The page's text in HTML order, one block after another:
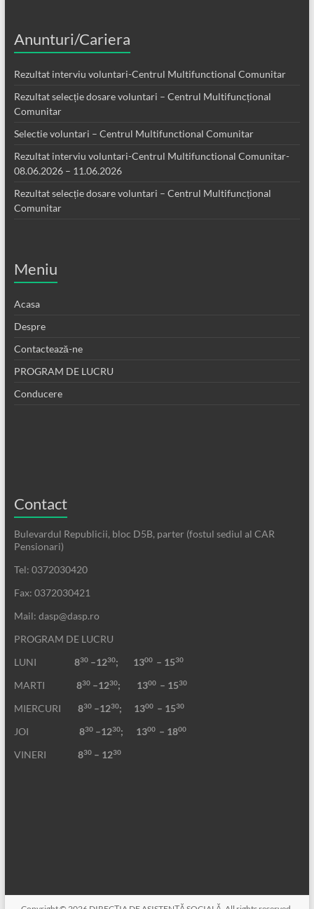
Anunturi/Cariera
Rezultat interviu voluntari-Centrul Multifunctional Comunitar
Rezultat selecție dosare voluntari – Centrul Multifuncțional
Comunitar
Selectie voluntari – Centrul Multifunctional Comunitar
Rezultat interviu voluntari-Centrul Multifunctional Comunitar-
08.06.2026 – 11.06.2026
Rezultat selecție dosare voluntari – Centrul Multifuncțional
Comunitar
Meniu
Acasa
Despre
Contactează-ne
PROGRAM DE LUCRU
Conducere
Contact
Bulevardul Republicii, bloc D5B, parter (fostul sediul al CAR
Pensionari)
Tel: 0372030420
Fax: 0372030421
Mail: dasp@dasp.ro
PROGRAM DE LUCRU
LUNI
830–1230; 1300 – 1530
MARTI 830–1230; 1300 – 1530
MIERCURI 830–1230; 1300 – 1530
JOI 830–1230; 1300 – 1800
VINERI 830– 1230